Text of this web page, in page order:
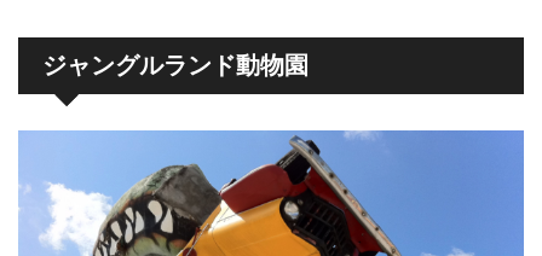
ジャングルランド動物園